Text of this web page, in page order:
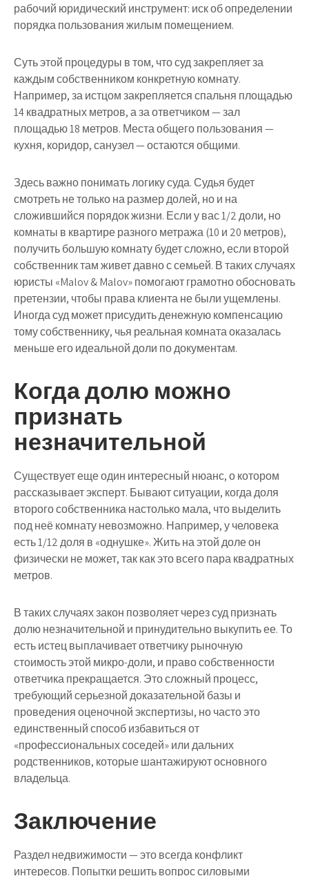
рабочий юридический инструмент: иск об определении
порядка пользования жилым помещением.
Суть этой процедуры в том, что суд закрепляет за
каждым собственником конкретную комнату.
Например, за истцом закрепляется спальня площадью
14 квадратных метров, а за ответчиком — зал
площадью 18 метров. Места общего пользования —
кухня, коридор, санузел — остаются общими.
Здесь важно понимать логику суда. Судья будет
смотреть не только на размер долей, но и на
сложившийся порядок жизни. Если у вас 1/2 доли, но
комнаты в квартире разного метража (10 и 20 метров),
получить большую комнату будет сложно, если второй
собственник там живет давно с семьей. В таких случаях
юристы «Malov & Malov» помогают грамотно обосновать
претензии, чтобы права клиента не были ущемлены.
Иногда суд может присудить денежную компенсацию
тому собственнику, чья реальная комната оказалась
меньше его идеальной доли по документам.
Когда долю можно
признать
незначительной
Существует еще один интересный нюанс, о котором
рассказывает эксперт. Бывают ситуации, когда доля
второго собственника настолько мала, что выделить
под неё комнату невозможно. Например, у человека
есть 1/12 доля в «однушке». Жить на этой доле он
физически не может, так как это всего пара квадратных
метров.
В таких случаях закон позволяет через суд признать
долю незначительной и принудительно выкупить ее. То
есть истец выплачивает ответчику рыночную
стоимость этой микро-доли, и право собственности
ответчика прекращается. Это сложный процесс,
требующий серьезной доказательной базы и
проведения оценочной экспертизы, но часто это
единственный способ избавиться от
«профессиональных соседей» или дальних
родственников, которые шантажируют основного
владельца.
Заключение
Раздел недвижимости — это всегда конфликт
интересов. Попытки решить вопрос силовыми